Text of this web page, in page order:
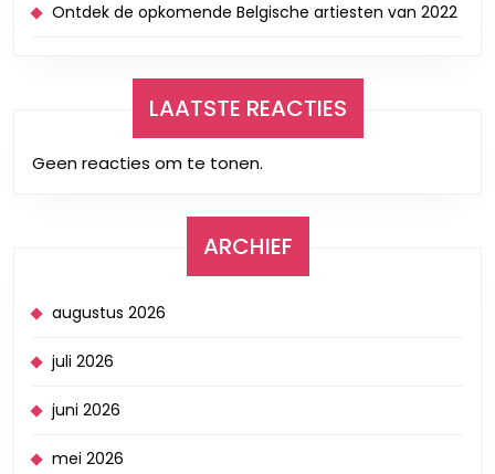
Ontdek de opkomende Belgische artiesten van 2022
LAATSTE REACTIES
Geen reacties om te tonen.
ARCHIEF
augustus 2026
juli 2026
juni 2026
mei 2026